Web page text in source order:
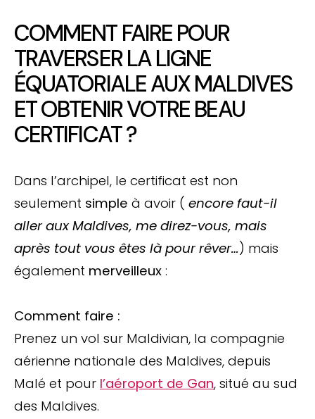
COMMENT FAIRE POUR
TRAVERSER LA LIGNE
ÉQUATORIALE AUX MALDIVES
ET OBTENIR VOTRE BEAU
CERTIFICAT ?
Dans l’archipel, le certificat est non
seulement simple à avoir ( encore faut-il
aller aux Maldives, me direz-vous, mais
après tout vous êtes là pour rêver…) mais
également merveilleux :
Comment faire :
Prenez un vol sur Maldivian, la compagnie
aérienne nationale des Maldives, depuis
Malé et pour l’aéroport de Gan, situé au sud
des Maldives.